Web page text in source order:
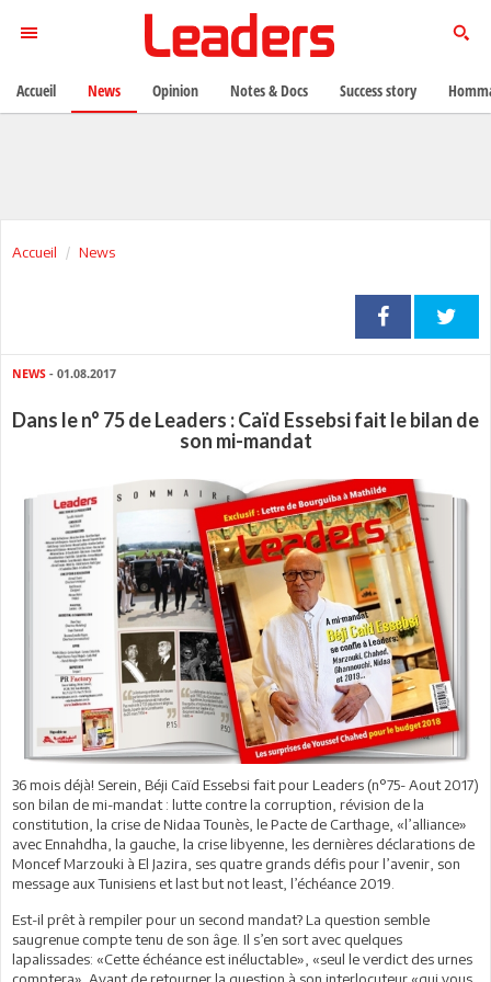
Accueil News
NEWS - 01.08.2017
Dans le n° 75 de Leaders : Caïd Essebsi fait le bilan de
son mi-mandat
36 mois déjà! Serein, Béji Caïd Essebsi fait pour Leaders (n°75- Aout 2017)
son bilan de mi-mandat : lutte contre la corruption, révision de la
constitution, la crise de Nidaa Tounès, le Pacte de Carthage, «l’alliance»
avec Ennahdha, la gauche, la crise libyenne, les dernières déclarations de
Moncef Marzouki à El Jazira, ses quatre grands défis pour l’avenir, son
message aux Tunisiens et last but not least, l’échéance 2019.
Est-il prêt à rempiler pour un second mandat? La question semble
saugrenue compte tenu de son âge. Il s’en sort avec quelques
lapalissades: «Cette échéance est inéluctable», «seul le verdict des urnes
Accueil News Opinion Notes & Docs Success story